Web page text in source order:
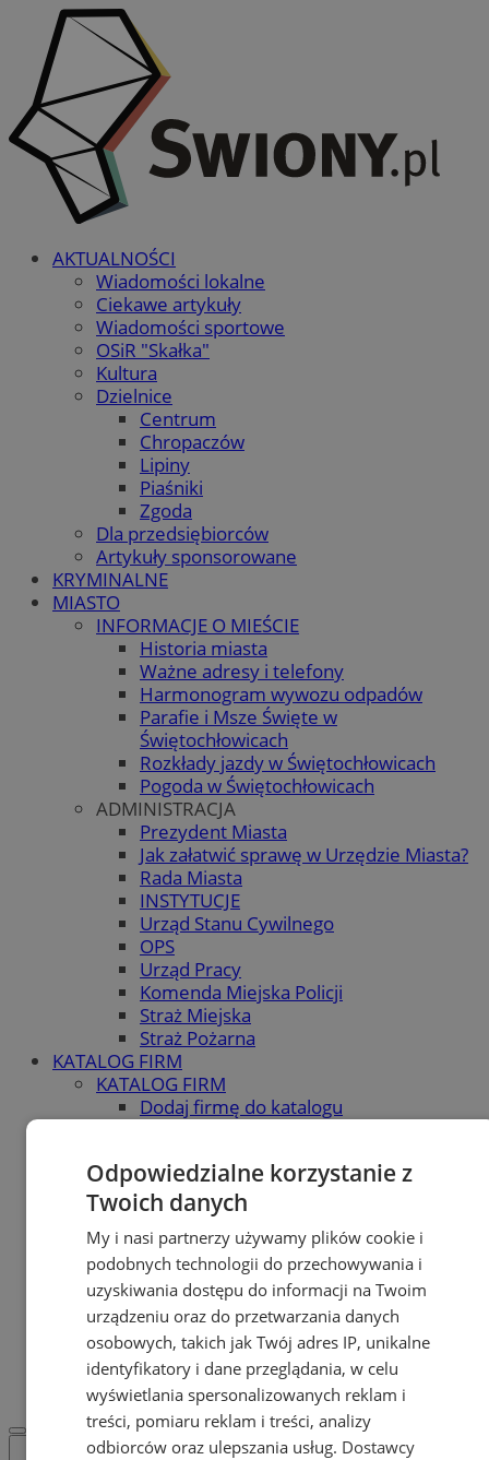
AKTUALNOŚCI
Wiadomości lokalne
Ciekawe artykuły
Wiadomości sportowe
OSiR "Skałka"
Kultura
Dzielnice
Centrum
Chropaczów
Lipiny
Piaśniki
Zgoda
Dla przedsiębiorców
Artykuły sponsorowane
KRYMINALNE
MIASTO
INFORMACJE O MIEŚCIE
Historia miasta
Ważne adresy i telefony
Harmonogram wywozu odpadów
Parafie i Msze Święte w
Świętochłowicach
Rozkłady jazdy w Świętochłowicach
Pogoda w Świętochłowicach
ADMINISTRACJA
Prezydent Miasta
Jak załatwić sprawę w Urzędzie Miasta?
Rada Miasta
INSTYTUCJE
Urząd Stanu Cywilnego
OPS
Urząd Pracy
Komenda Miejska Policji
Straż Miejska
Straż Pożarna
KATALOG FIRM
KATALOG FIRM
Dodaj firmę do katalogu
Świętochłowice
Skup - nieruchomosci.org
OGŁOSZENIA
Dodaj ogłoszenie
POLECAMY
Protocol IT
Pracuj.pl - praca w Świętochłowicach
REKLAMA
WSPÓŁPRACA
Odpowiedzialne korzystanie z
Twoich danych
My i nasi partnerzy używamy plików cookie i
podobnych technologii do przechowywania i
uzyskiwania dostępu do informacji na Twoim
urządzeniu oraz do przetwarzania danych
osobowych, takich jak Twój adres IP, unikalne
identyfikatory i dane przeglądania, w celu
wyświetlania spersonalizowanych reklam i
treści, pomiaru reklam i treści, analizy
odbiorców oraz ulepszania usług. Dostawcy